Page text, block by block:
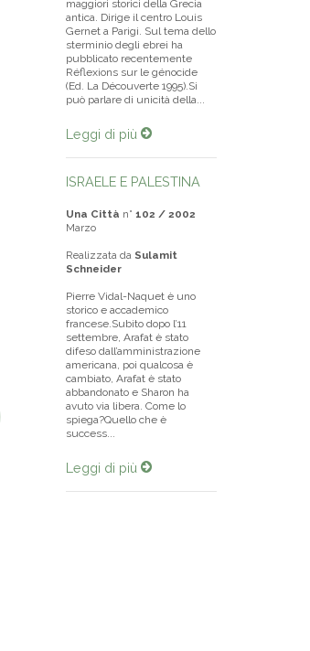
maggiori storici della Grecia
antica. Dirige il centro Louis
Gernet a Parigi. Sul tema dello
sterminio degli ebrei ha
pubblicato recentemente
Réflexions sur le génocide
(Ed. La Découverte 1995).Si
può parlare di unicità della...
Leggi di più
ISRAELE E PALESTINA
Una Città n° 102 / 2002
Marzo
Realizzata da Sulamit
Schneider
Pierre Vidal-Naquet è uno
storico e accademico
francese.Subito dopo l’11
settembre, Arafat è stato
difeso dall’amministrazione
americana, poi qualcosa è
cambiato, Arafat è stato
abbandonato e Sharon ha
avuto via libera. Come lo
spiega?Quello che è
success...
Leggi di più